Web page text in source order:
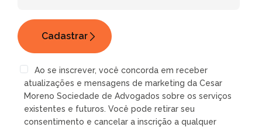
Ao se inscrever, você concorda em receber
atualizações e mensagens de marketing da Cesar
Moreno Sociedade de Advogados sobre os serviços
existentes e futuros. Você pode retirar seu
consentimento e cancelar a inscrição a qualquer